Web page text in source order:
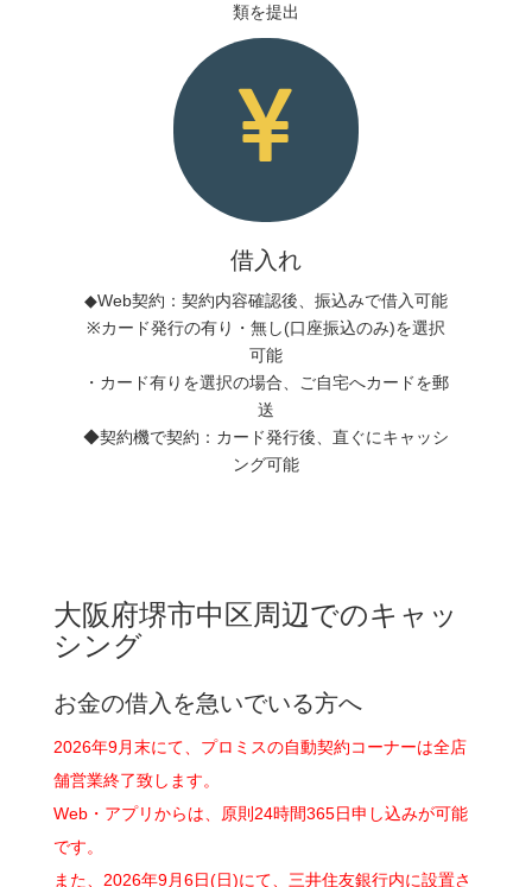
類を提出
借入れ
◆Web契約：契約内容確認後、振込みで借入可能
※カード発行の有り・無し(口座振込のみ)を選択
可能
・カード有りを選択の場合、ご自宅へカードを郵
送
◆契約機で契約：カード発行後、直ぐにキャッシ
ング可能
大阪府堺市中区周辺でのキャッ
シング
お金の借入を急いでいる方へ
2026年9月末にて、プロミスの自動契約コーナーは全店
舗営業終了致します。
Web・アプリからは、原則24時間365日申し込みが可能
です。
また、2026年9月6日(日)にて、三井住友銀行内に設置さ